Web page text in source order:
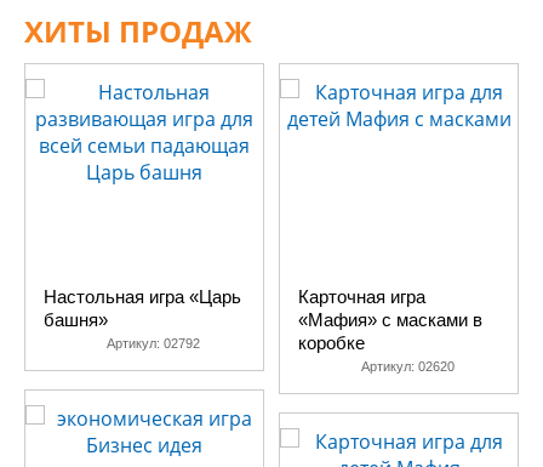
ХИТЫ ПРОДАЖ
Настольная игра «Царь
башня»
Артикул: 02792
Карточная игра
«Мафия» с масками в
коробке
Артикул: 02620